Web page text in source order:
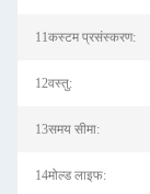
11कस्टम प्रसंस्करण:
12वस्तु:
13समय सीमा:
14मोल्ड लाइफ: